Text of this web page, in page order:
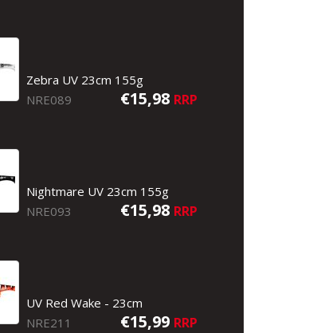
Zebra UV 23cm 155g
NRE089
€15,98 RRP
Nightmare UV 23cm 155g
NRE093
€15,98 RRP
UV Red Wake - 23cm
NRE211
€15,99 RRP